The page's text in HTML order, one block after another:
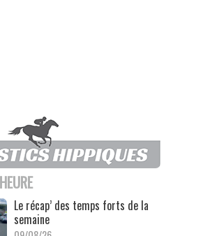
Le récap’ des temps forts de la
semaine